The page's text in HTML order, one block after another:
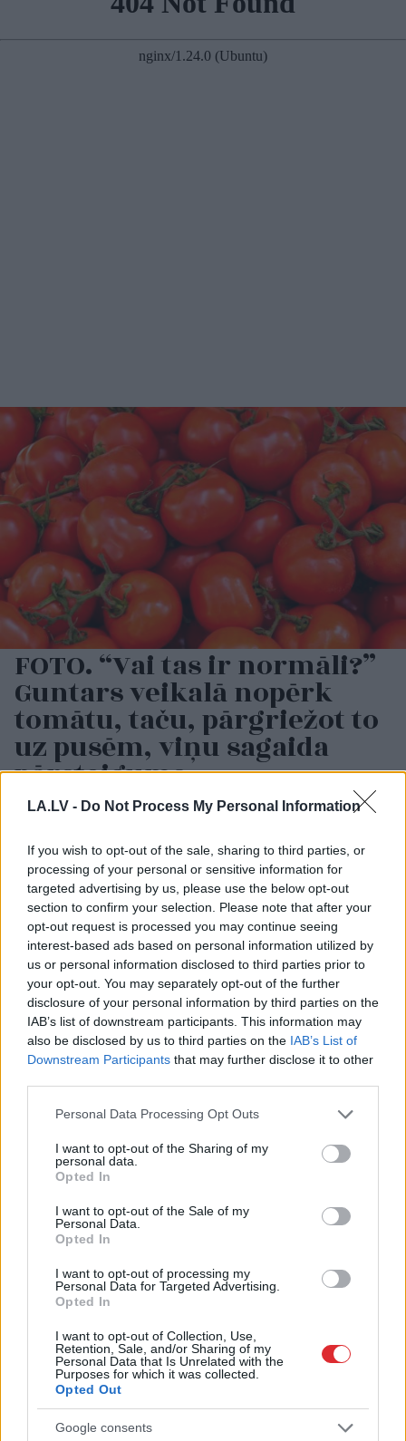
LA.LV - Do Not Process My Personal Information
If you wish to opt-out of the sale, sharing to third parties, or
processing of your personal or sensitive information for
targeted advertising by us, please use the below opt-out
section to confirm your selection. Please note that after your
opt-out request is processed you may continue seeing
interest-based ads based on personal information utilized by
us or personal information disclosed to third parties prior to
your opt-out. You may separately opt-out of the further
disclosure of your personal information by third parties on the
IAB’s list of downstream participants. This information may
also be disclosed by us to third parties on the IAB’s List of
Downstream Participants that may further disclose it to other
Please note that this website/app uses one or more Google
not limited to your visit or usage behaviour. You may click to
grant or deny consent to Google and its third-party tags to
use your data for below specified purposes in below Google
consent section.
Personal Data Processing Opt Outs
I want to opt-out of the Sharing of my
personal data.
Opted In
I want to opt-out of the Sale of my
Personal Data.
Opted In
I want to opt-out of processing my
Personal Data for Targeted Advertising.
Opted In
I want to opt-out of Collection, Use,
Retention, Sale, and/or Sharing of my
Personal Data that Is Unrelated with the
Purposes for which it was collected.
Opted Out
Google consents
FOTO. “Vai tas ir normāli?”
Guntars veikalā nopērk
tomātu, taču, pārgriežot to
uz pusēm, viņu sagaida
pārsteigums
Latviešu varēšanai
atkal jauns pierādījums
– mūsu pētnieks
izstrādājis vakcīnu pret
Laimas slimību
Viņuskatiens
“izurbjas” citiem cauri:
3 datumi, kuros
dzimušos mēdz
uzskatīt par
biedējošiem
TESTS. Ja vari izlasīt
vārdus, kas apgriezti
augšpēdus, ar tevi
pagaidām viss ir kārtībā